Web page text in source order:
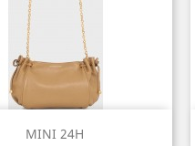
MINI 24H
Aperçu rapide